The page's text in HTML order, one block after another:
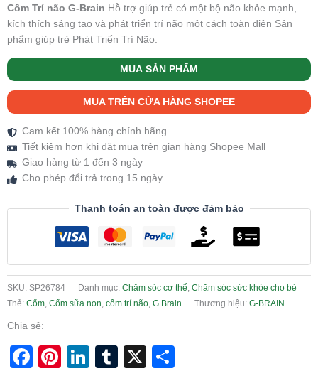
Cốm Trí não G-Brain Hỗ trợ giúp trẻ có một bộ não khỏe mạnh,
kích thích sáng tạo và phát triển trí não một cách toàn diện Sản
phẩm giúp trẻ Phát Triển Trí Não.
MUA SẢN PHẨM
MUA TRÊN CỬA HÀNG SHOPEE
Cam kết 100% hàng chính hãng
Tiết kiệm hơn khi đặt mua trên gian hàng Shopee Mall
Giao hàng từ 1 đến 3 ngày
Cho phép đổi trả trong 15 ngày
Thanh toán an toàn được đảm bảo
SKU: SP26784 Danh mục: Chăm sóc cơ thể, Chăm sóc sức khỏe cho bé
Thẻ: Cốm, Cốm sữa non, cốm trí não, G Brain Thương hiệu: G-BRAIN
Chia sẻ:
Facebook
Pinterest
LinkedIn
Tumblr
X